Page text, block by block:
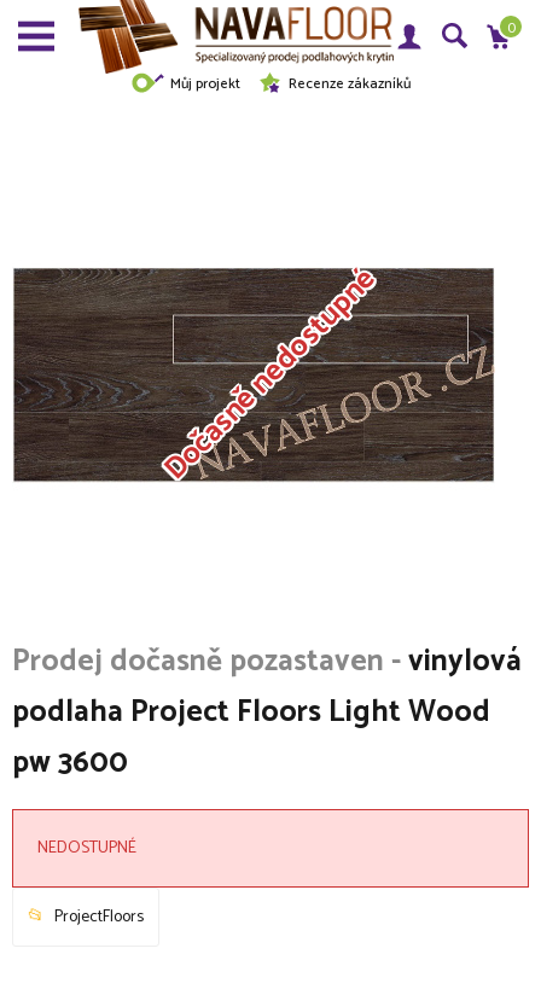
Můj projekt Recenze zákazníků
0
Dočasně nedostupné
vinylová
podlaha Project Floors Light Wood
pw 3600
NEDOSTUPNÉ
ProjectFloors